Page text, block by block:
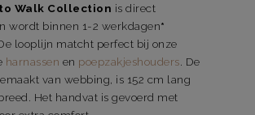
Walk Collection is direct
wordt binnen 1-2 werkdagen*
looplijn matcht perfect bij onze
harnassen en poepzakjeshouders . De
van webbing, is 152 cm lang
Het handvat is gevoerd met